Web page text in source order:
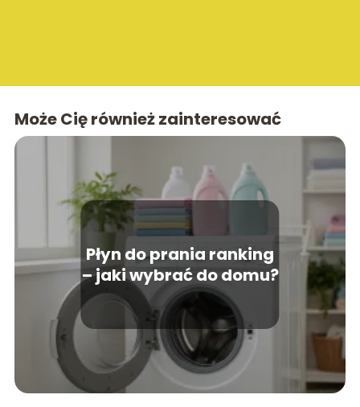
Może Cię również zainteresować
Płyn do prania ranking
– jaki wybrać do domu?